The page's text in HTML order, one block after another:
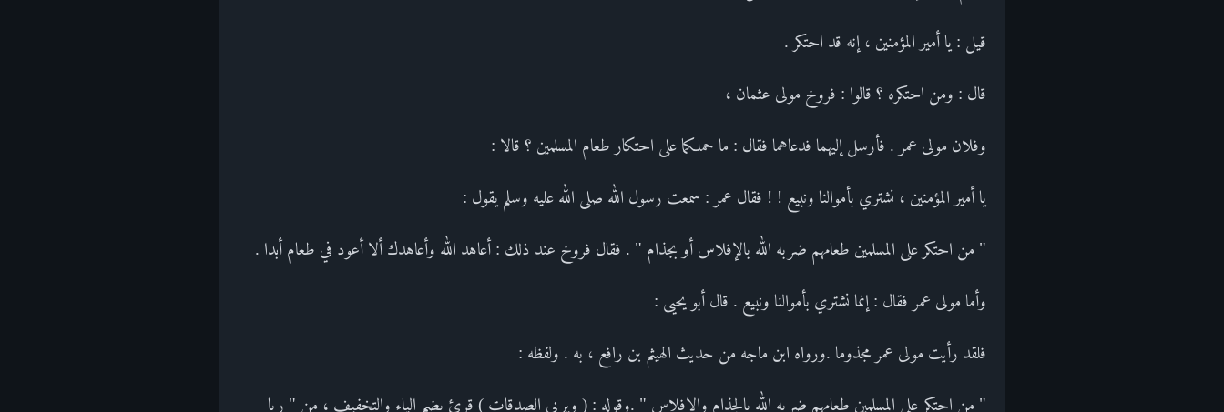
قيل : يا أمير المؤمنين ، إنه قد احتكر .
قال : ومن احتكره ؟ قالوا : فروخ مولى عثمان ،
وفلان مولى عمر . فأرسل إليهما فدعاهما فقال : ما حملكما على احتكار طعام المسلمين ؟ قالا :
يا أمير المؤمنين ، نشتري بأموالنا ونبيع ! ! فقال عمر : سمعت رسول الله صلى الله عليه وسلم يقول :
" من احتكر على المسلمين طعامهم ضربه الله بالإفلاس أو بجذام " . فقال فروخ عند ذلك : أعاهد الله وأعاهدك ألا أعود في طعام أبدا .
وأما مولى عمر فقال : إنما نشتري بأموالنا ونبيع . قال أبو يحيى :
فلقد رأيت مولى عمر مجذوما .ورواه ابن ماجه من حديث الهيثم بن رافع ، به . ولفظه :
" من احتكر على المسلمين طعامهم ضربه الله بالجذام والإفلاس " .وقوله : ( ويربي الصدقات ) قرئ بضم الياء والتخفيف ، من " ربا